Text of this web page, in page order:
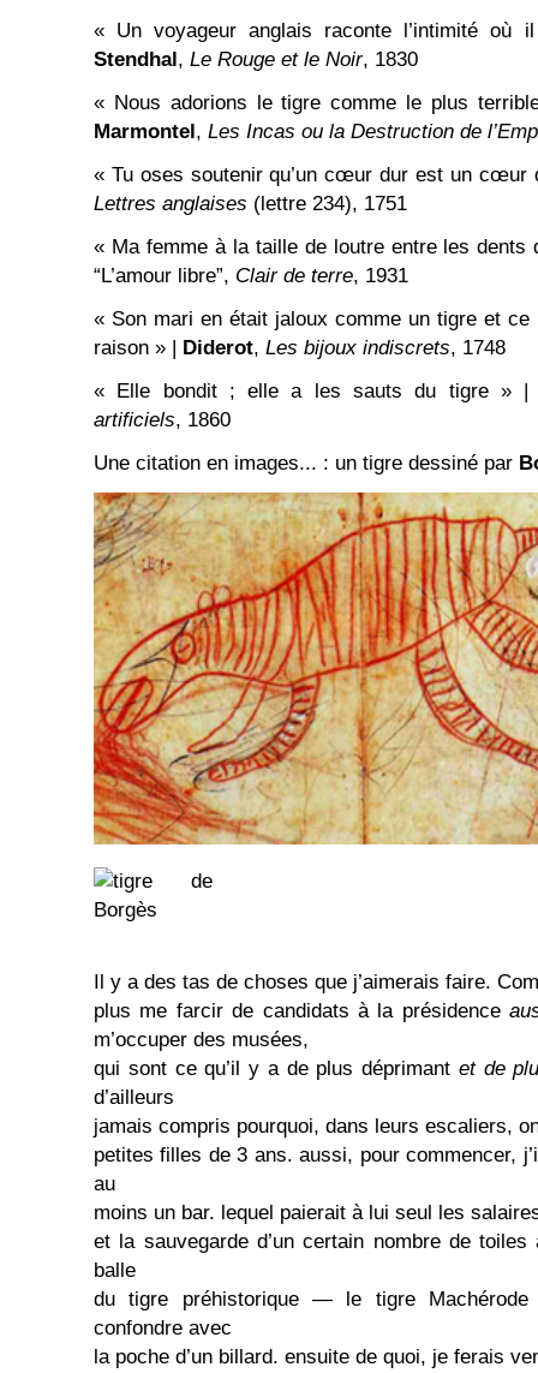
« Un voyageur anglais raconte l’intimité
Stendhal, Le Rouge et le Noir, 1830
« Nous adorions le tigre comme le plus
Marmontel, Les Incas ou la Destruction de
« Tu oses soutenir qu’un cœur dur est un
Lettres anglaises (lettre 234), 1751
« Ma femme à la taille de loutre entre les
“L’amour libre”, Clair de terre, 1931
« Son mari en était jaloux comme un tigre et ce
raison » | Diderot, Les bijoux indiscrets, 1748
« Elle bondit ; elle a les sauts du tigre »
artificiels, 1860
Une citation en images... : un tigre dessiné par
Il y a des tas de choses que j’aimerais faire.
plus me farcir de candidats à la présidence
m’occuper des musées,
qui sont ce qu’il y a de plus déprimant et de
d’ailleurs
jamais compris pourquoi, dans leurs escaliers,
petites filles de 3 ans. aussi, pour commencer,
au
moins un bar. lequel paierait à lui seul les
et la sauvegarde d’un certain nombre de
balle
du tigre préhistorique — le tigre
confondre avec
la poche d’un billard. ensuite de quoi, je ferais